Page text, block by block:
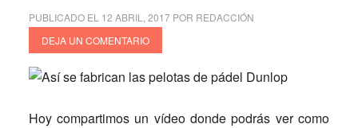
tenis
PUBLICADO EL 12 ABRIL, 2017POR REDACCIÓN
DEJA UN COMENTARIO
Hoy compartimos un vídeo donde podrás vercomo